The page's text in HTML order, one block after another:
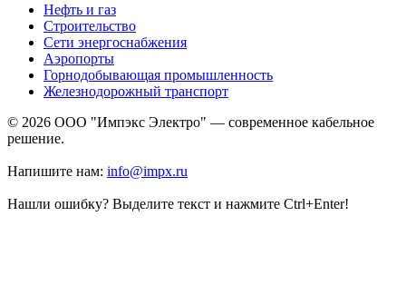
Нефть и газ
Строительство
Сети энергоснабжения
Аэропорты
Горнодобывающая промышленность
Железнодорожный транспорт
© 2026 ООО "Импэкс Электро" — современное кабельное
решение.
Напишите нам: info@impx.ru
Нашли ошибку? Выделите текст и нажмите Ctrl+Enter!